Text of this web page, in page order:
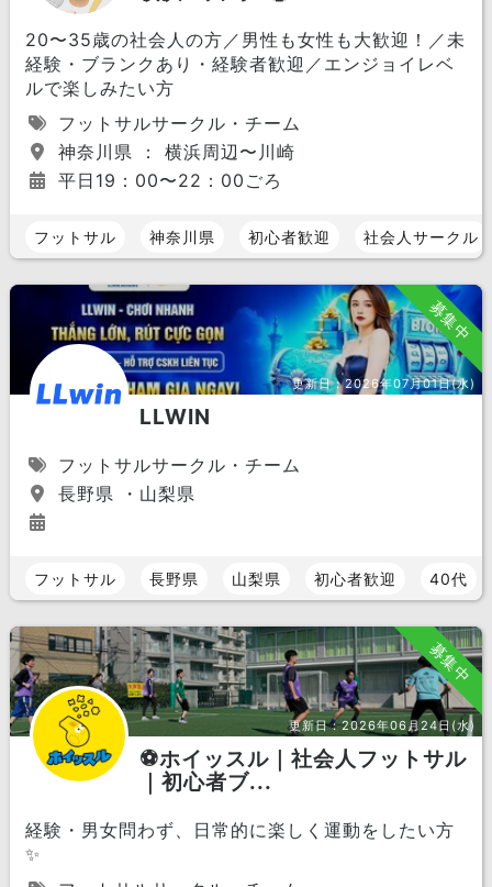
20〜35歳の社会人の方／男性も女性も大歓迎！／未
経験・ブランクあり・経験者歓迎／エンジョイレベ
ルで楽しみたい方
フットサルサークル・チーム
神奈川県 ： 横浜周辺〜川崎
平日19：00〜22：00ごろ
フットサル 神奈川県 初心者歓迎 社会人サークル
募集中
更新日：2026年07月01日(水)
LLWIN
フットサルサークル・チーム
長野県 ・山梨県
フットサル 長野県 山梨県 初心者歓迎 40代
募集中
更新日：2026年06月24日(水)
⚽️ホイッスル｜社会人フットサル
｜初心者ブ...
経験・男女問わず、日常的に楽しく運動をしたい方
✨